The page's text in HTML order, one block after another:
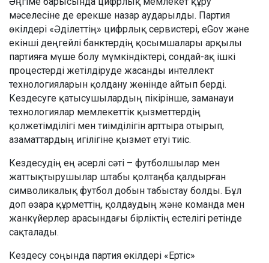
мәселесіне де ерекше назар аударылды. Партия
өкілдері «Әділеттің» цифрлық сервистері, eGov және
екінші деңгейлі банктердің қосымшалары арқылы
партияға мүше болу мүмкіндіктері, сондай-ақ ішкі
процестерді жетілдіруде жасанды интеллект
технологияларын қолдану жөнінде айтып берді.
Кездесуге қатысушылардың пікірінше, заманауи
технологиялар мемлекеттік қызметтердің
қолжетімділігі мен тиімділігін арттыра отырып,
азаматтардың игілігіне қызмет етуі тиіс.
Кездесудің ең әсерлі сәті – футболшылар мен
жаттықтырушылар штабы қолтаңба қалдырған
символикалық футбол добын табыстау болды. Бұл
доп өзара құрметтің, қолдаудың және команда мен
жанкүйерлер арасындағы бірліктің естелігі ретінде
сақталады.
Кездесу соңында партия өкілдері «Ертіс»